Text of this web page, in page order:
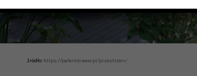
źródło: https://palermo.waw.pl/przestrzen/